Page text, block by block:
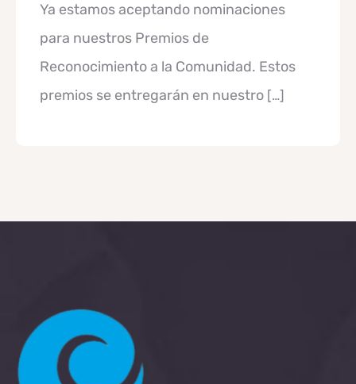
Ya estamos aceptando nominaciones
para nuestros Premios de
Reconocimiento a la Comunidad. Estos
premios se entregarán en nuestro […]